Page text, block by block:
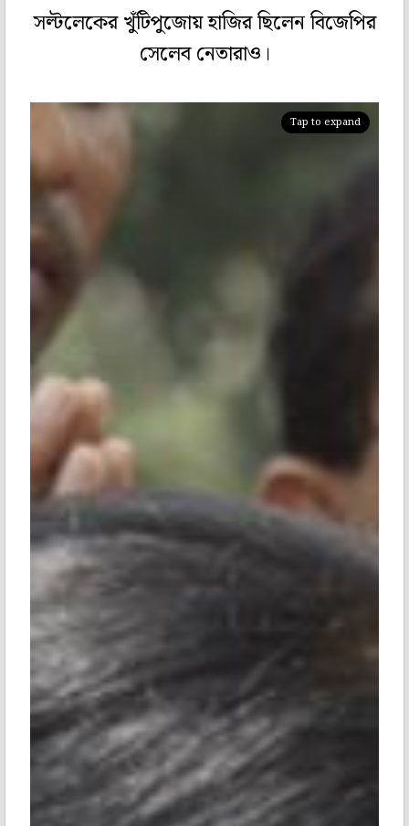
সল্টলেকের খুঁটিপুজোয় হাজির ছিলেন বিজেপির
সেলেব নেতারাও।
Tap to expand